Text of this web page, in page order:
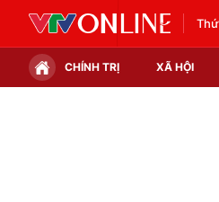
CHÍNH TRỊ XÃ HỘI